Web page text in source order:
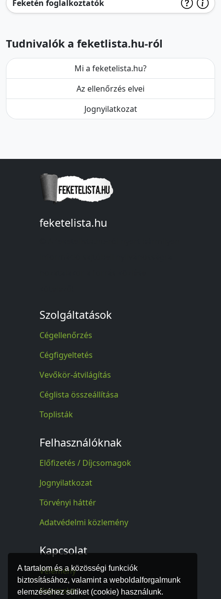
A tartalom és a közösségi funkciók
biztosításához, valamint a weboldalforgalmunk
elemzéséhez sütiket (cookie) használunk.
Feketén foglalkoztatók
Tudnivalók a feketlista.hu-ról
Mi a feketelista.hu?
Az ellenőrzés elvei
Jognyilatkozat
feketelista.hu
Szolgáltatások
Cégellenőrzés
Cégfigyeltetés
Vevőkör-átvilágítás
Céglista összeállítása
Toplisták
Felhasználóknak
Előfizetés / Díjcsomagok
Jognyilatkozat
Törvényi háttér
Adatvédelmi közlemény
Kapcsolat
Vélemény
Kapcsolat